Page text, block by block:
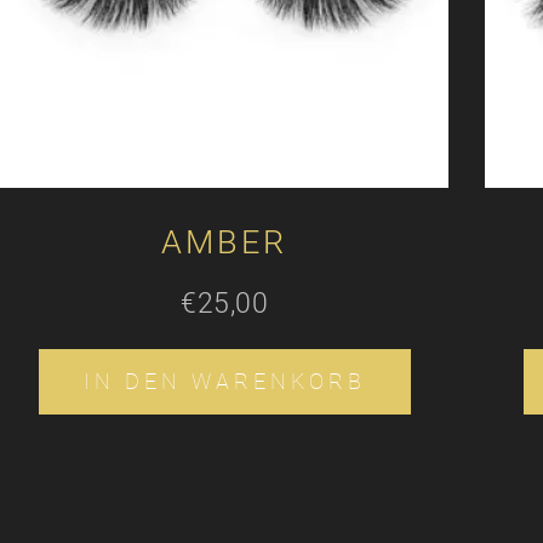
AMBER
€25,00
IN DEN WARENKORB